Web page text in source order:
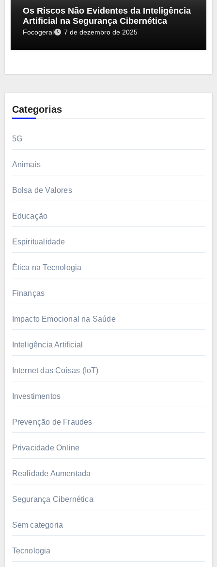
Os Riscos Não Evidentes da Inteligência
Artificial na Segurança Cibernética
Focogeral 7 de dezembro de 2025
Categorias
5G
Animais
Bolsa de Valores
Educação
Espiritualidade
Ética na Tecnologia
Finanças
Impacto Emocional na Saúde
Inteligência Artificial
Internet das Coisas (IoT)
Investimentos
Prevenção de Fraudes
Privacidade Online
Realidade Aumentada
Segurança Cibernética
Sem categoria
Tecnologia